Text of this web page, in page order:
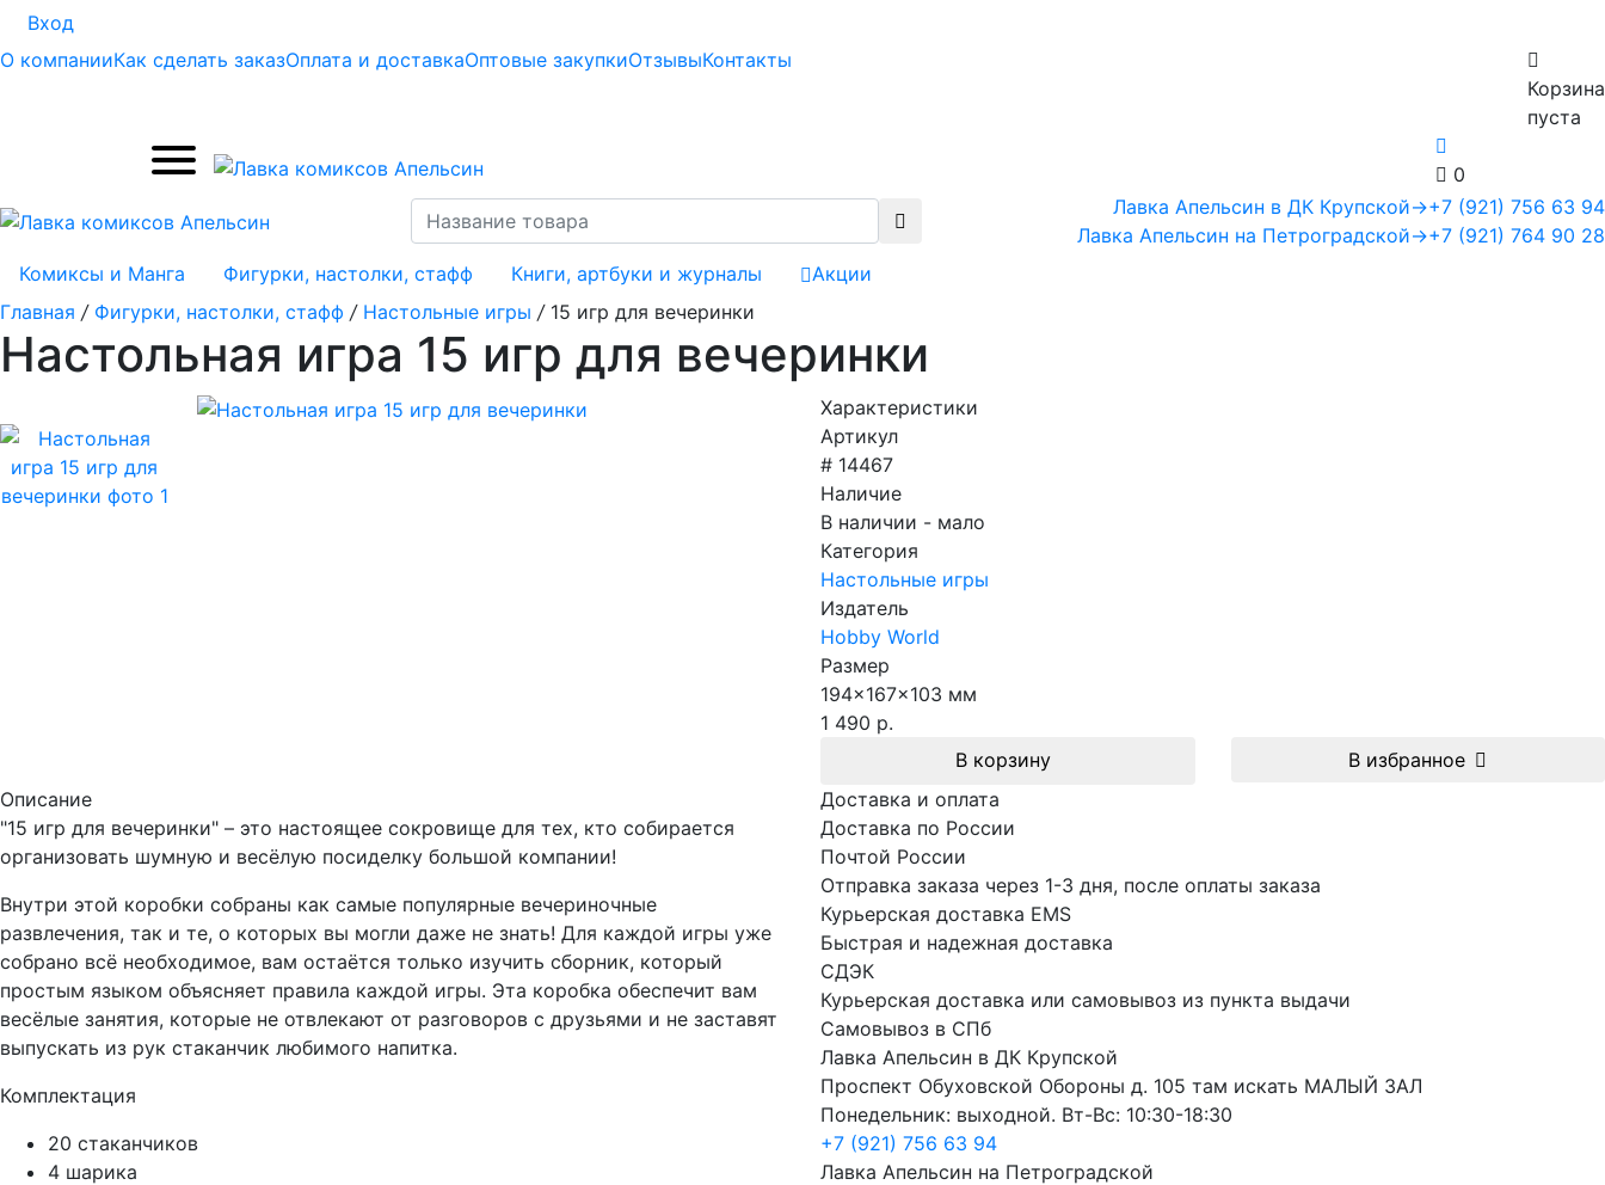
Вход
О компанииКак сделать заказОплата и доставкаОптовые закупкиОтзывыКонтакты
Корзина
пуста
0
+7 (921) 756 63 94
+7 (921) 764 90 28
Лавка Апельсин в ДК Крупской→
Лавка Апельсин на Петроградской→
Комиксы и Манга
Фигурки, настолки, стафф Книги, артбуки и журналы
Акции
Главная / Фигурки, настолки, стафф / Настольные игры / 15 игр для вечеринки
Настольная игра 15 игр для вечеринки
Характеристики
Артикул
# 14467
Наличие
В наличии - мало
Категория
Настольные игры
Издатель
Hobby World
Размер
194x167x103 мм
1 490 р.
В корзину
В избранное
Описание
"15 игр для вечеринки" – это настоящее сокровище для тех, кто собирается
организовать шумную и весёлую посиделку большой компании!
Внутри этой коробки собраны как самые популярные вечериночные
развлечения, так и те, о которых вы могли даже не знать! Для каждой игры уже
собрано всё необходимое, вам остаётся только изучить сборник, который
простым языком объясняет правила каждой игры. Эта коробка обеспечит вам
весёлые занятия, которые не отвлекают от разговоров с друзьями и не заставят
выпускать из рук стаканчик любимого напитка.
Комплектация
20 стаканчиков
4 шарика
Доставка и оплата
Доставка по России
Почтой России
Отправка заказа через 1-3 дня, после оплаты заказа
Курьерская доставка EMS
Быстрая и надежная доставка
СДЭК
Курьерская доставка или самовывоз из пункта выдачи
Самовывоз в СПб
Лавка Апельсин в ДК Крупской
Проспект Обуховской Обороны д. 105 там искать МАЛЫЙ ЗАЛ
Понедельник: выходной. Вт-Вс: 10:30-18:30
+7 (921) 756 63 94
Лавка Апельсин на Петроградской